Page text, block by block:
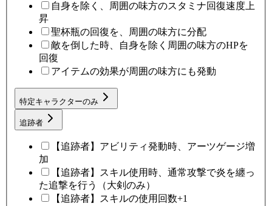
自身を除く、周囲の味方のスタミナ回復速度上
昇
聖杯瓶の回復を、周囲の味方に分配
敵を倒した時、自身を除く周囲の味方のHPを
回復
アイテムの効果が周囲の味方にも発動
特定キャラクターのみ
追跡者
【追跡者】アビリティ発動時、アーツゲージ増
加
【追跡者】スキル使用時、通常攻撃で炎を纏っ
た追撃を行う（大剣のみ）
【追跡者】スキルの使用回数+1